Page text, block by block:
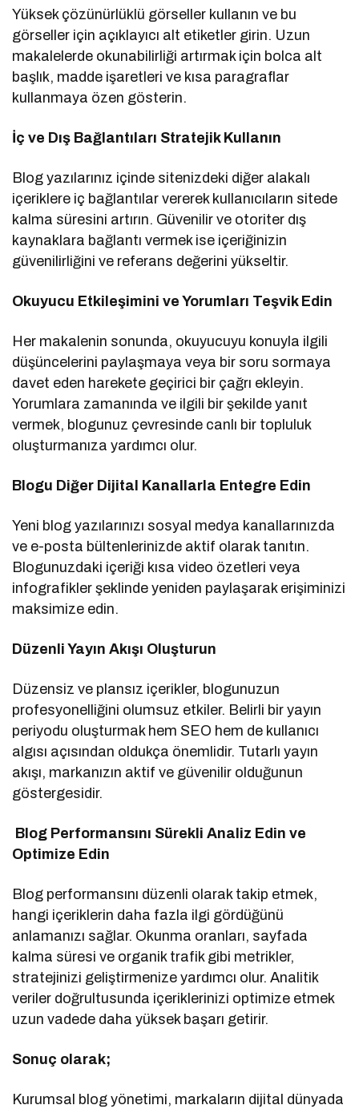
Yüksek çözünürlüklü görseller kullanın ve bu
görseller için açıklayıcı alt etiketler girin. Uzun
makalelerde okunabilirliği artırmak için bolca alt
başlık, madde işaretleri ve kısa paragraflar
kullanmaya özen gösterin.
İç ve Dış Bağlantıları Stratejik Kullanın
Blog yazılarınız içinde sitenizdeki diğer alakalı
içeriklere iç bağlantılar vererek kullanıcıların sitede
kalma süresini artırın. Güvenilir ve otoriter dış
kaynaklara bağlantı vermek ise içeriğinizin
güvenilirliğini ve referans değerini yükseltir.
Okuyucu Etkileşimini ve Yorumları Teşvik Edin
Her makalenin sonunda, okuyucuyu konuyla ilgili
düşüncelerini paylaşmaya veya bir soru sormaya
davet eden harekete geçirici bir çağrı ekleyin.
Yorumlara zamanında ve ilgili bir şekilde yanıt
vermek, blogunuz çevresinde canlı bir topluluk
oluşturmanıza yardımcı olur.
Blogu Diğer Dijital Kanallarla Entegre Edin
Yeni blog yazılarınızı sosyal medya kanallarınızda
ve e-posta bültenlerinizde aktif olarak tanıtın.
Blogunuzdaki içeriği kısa video özetleri veya
infografikler şeklinde yeniden paylaşarak erişiminizi
maksimize edin.
Düzenli Yayın Akışı Oluşturun
Düzensiz ve plansız içerikler, blogunuzun
profesyonelliğini olumsuz etkiler. Belirli bir yayın
periyodu oluşturmak hem SEO hem de kullanıcı
algısı açısından oldukça önemlidir. Tutarlı yayın
akışı, markanızın aktif ve güvenilir olduğunun
göstergesidir.
Blog Performansını Sürekli Analiz Edin ve
Optimize Edin
Blog performansını düzenli olarak takip etmek,
hangi içeriklerin daha fazla ilgi gördüğünü
anlamanızı sağlar. Okunma oranları, sayfada
kalma süresi ve organik trafik gibi metrikler,
stratejinizi geliştirmenize yardımcı olur. Analitik
veriler doğrultusunda içeriklerinizi optimize etmek
uzun vadede daha yüksek başarı getirir.
Sonuç olarak;
Kurumsal blog yönetimi, markaların dijital dünyada